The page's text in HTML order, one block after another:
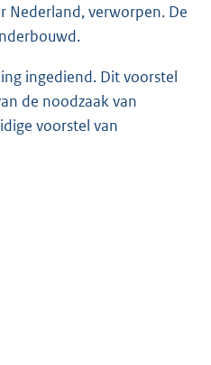
Nederland, verworpen. De
ingediend. Dit voorstel
de noodzaak van
voorstel van